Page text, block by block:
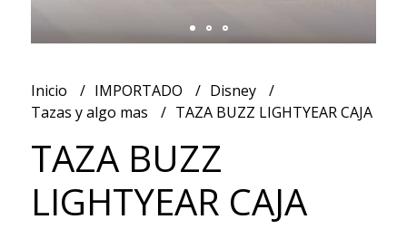
Inicio IMPORTADO
Disney
Tazas y algo mas
TAZA BUZZ LIGHTYEAR CAJA
TAZA BUZZ
LIGHTYEAR CAJA